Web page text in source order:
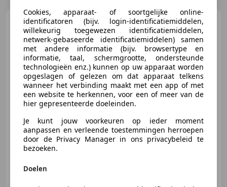
Citroen C31.0 VTi Attraction /
5-DEURS / AIRCO
€ 2.950
02/2013 167.570 km Benzine
50 kW (68 PK)
M. van Zon Auto's
Cookies, apparaat- of soortgelijke online-
identificatoren (bijv. login-identificatiemiddelen,
willekeurig toegewezen identificatiemiddelen,
netwerk-gebaseerde identificatiemiddelen) samen
met andere informatie (bijv. browsertype en
informatie, taal, schermgrootte, ondersteunde
technologieën enz.) kunnen op uw apparaat worden
opgeslagen of gelezen om dat apparaat telkens
wanneer het verbinding maakt met een app of met
een website te herkennen, voor een of meer van de
hier gepresenteerde doeleinden.
Je kunt jouw voorkeuren op ieder moment
aanpassen en verleende toestemmingen herroepen
door de Privacy Manager in ons privacybeleid te
bezoeken.
Doelen